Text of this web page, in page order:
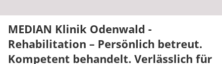
MEDIAN Klinik Odenwald -
Rehabilitation – Persönlich betreut.
Kompetent behandelt. Verlässlich für